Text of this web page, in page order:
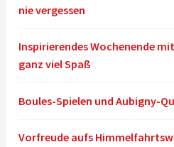
nie vergessen
Inspirierendes Wochenende
ganz viel Spaß
Boules-Spielen und Aubigny-
Vorfreude aufs